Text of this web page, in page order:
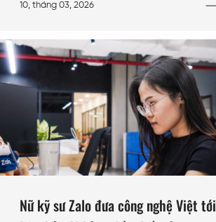
10, tháng 03, 2026
Nữ kỹ sư Zalo đưa công nghệ Việt tới